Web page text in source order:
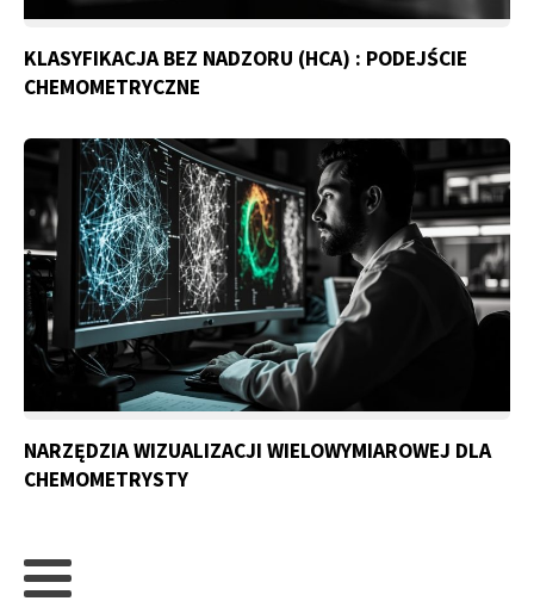
KLASYFIKACJA BEZ NADZORU (HCA) : PODEJŚCIE
CHEMOMETRYCZNE
NARZĘDZIA WIZUALIZACJI WIELOWYMIAROWEJ DLA
CHEMOMETRYSTY